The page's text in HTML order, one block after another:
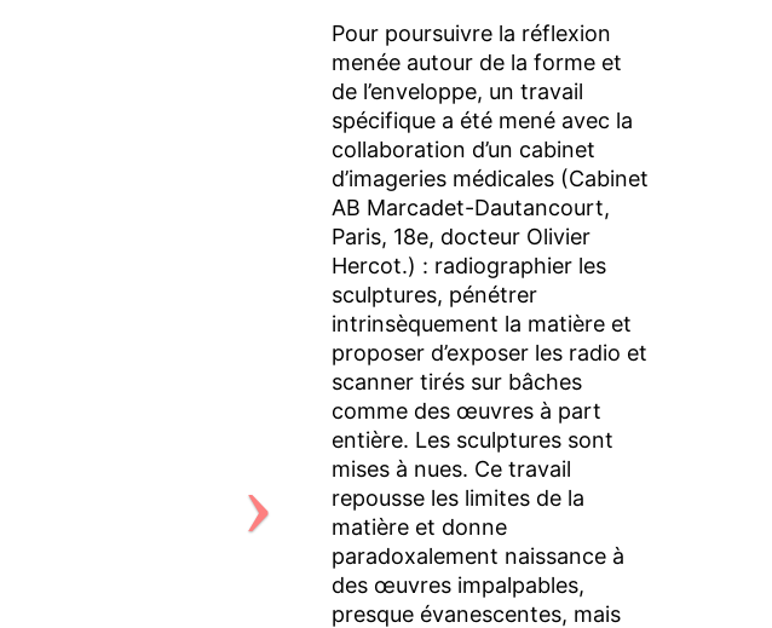
Pour poursuivre la réflexion
menée autour de la forme et
de l’enveloppe, un travail
spécifique a été mené avec la
collaboration d’un cabinet
d’imageries médicales (Cabinet
AB Marcadet-Dautancourt,
Paris, 18e, docteur Olivier
Hercot.) : radiographier les
sculptures, pénétrer
intrinsèquement la matière et
proposer d’exposer les radio et
scanner tirés sur bâches
comme des œuvres à part
entière. Les sculptures sont
mises à nues. Ce travail
repousse les limites de la
matière et donne
paradoxalement naissance à
des œuvres impalpables,
presque évanescentes, mais